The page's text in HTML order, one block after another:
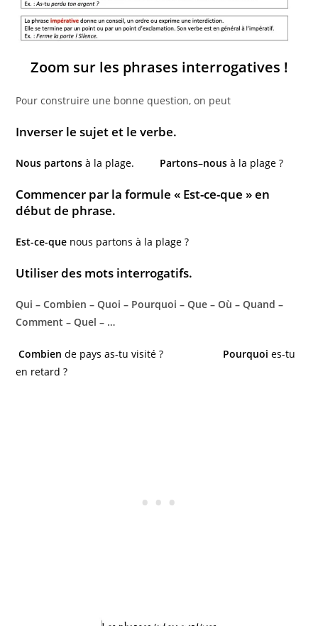
Zoom sur les phrases interrogatives !
Pour construire une bonne question, on peut
Inverser lesujetet leverbe.
Nous partons à la plage. Partons–nous à la plage ?
Commencer par la formule « Est-ce-que » en
début de phrase.
Est-ce-que nous partons à la plage ?
Utiliser des mots interrogatifs.
Qui – Combien – Quoi – Pourquoi – Que – Où – Quand –
Comment – Quel – …
Combien de pays as-tu visité ? Pourquoi es-tu
en retard ?